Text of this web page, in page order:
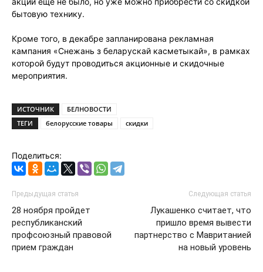
бытовую технику.
Кроме того, в декабре запланирована рекламная
кампания «Снежань з беларускай касметыкай», в рамках
которой будут проводиться акционные и скидочные
мероприятия.
ИСТОЧНИК
БЕЛНОВОСТИ
ТЕГИ
белорусские товары скидки
Поделиться:
Предыдущая статья
28 ноября пройдет
республиканский
профсоюзный правовой
прием граждан
Следующая статья
Лукашенко считает, что
пришло время вывести
партнерство с Мавританией
на новый уровень